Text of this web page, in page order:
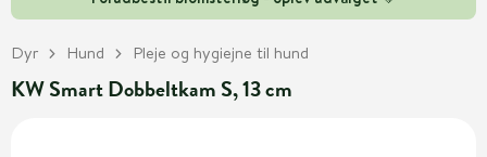
Dyr Hund Pleje og hygiejne til hund
KW Smart Dobbeltkam S, 13 cm